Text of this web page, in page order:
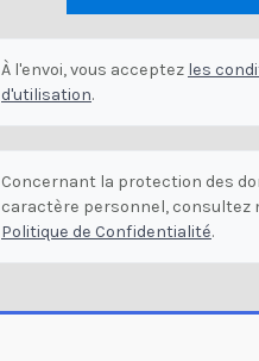
À l'envoi, vous acceptez les
d'utilisation.
Concernant la protection des
caractère personnel, consultez
Politique de Confidentialité.